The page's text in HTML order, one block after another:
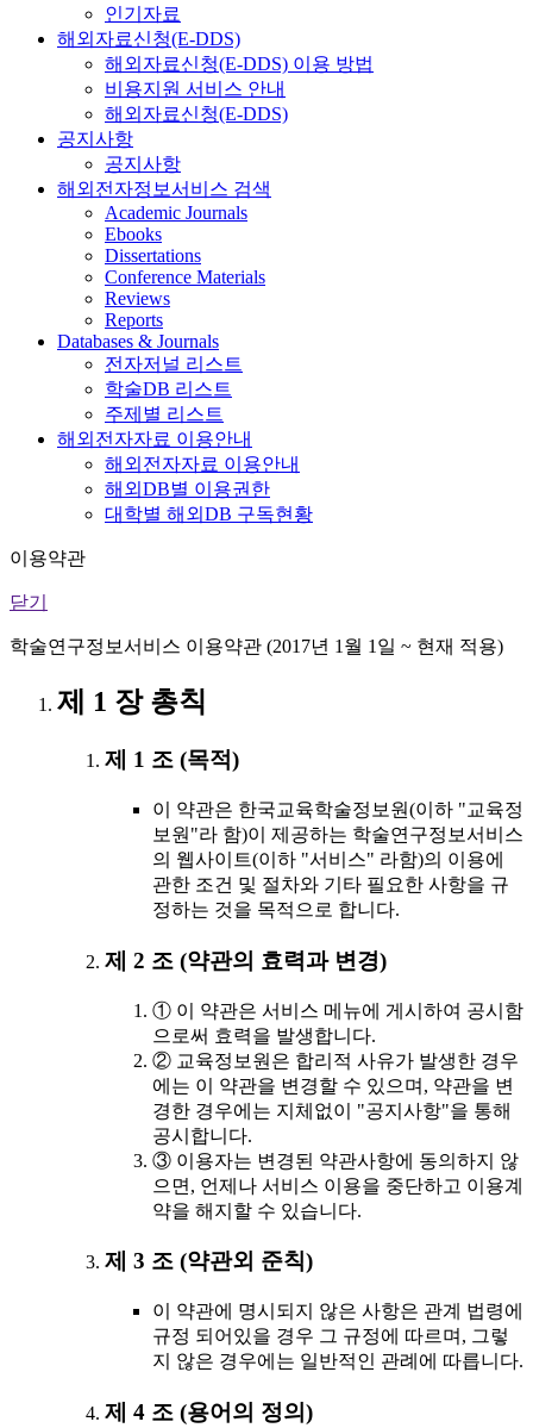
인기자료
해외자료신청(E-DDS)
해외자료신청(E-DDS) 이용 방법
비용지원 서비스 안내
해외자료신청(E-DDS)
공지사항
공지사항
해외전자정보서비스 검색
Academic Journals
Ebooks
Dissertations
Conference Materials
Reviews
Reports
Databases & Journals
전자저널 리스트
학술DB 리스트
주제별 리스트
해외전자자료 이용안내
해외전자자료 이용안내
해외DB별 이용권한
대학별 해외DB 구독현황
이용약관
닫기
학술연구정보서비스 이용약관 (2017년 1월 1일 ~ 현재 적용)
제 1 장 총칙
제 1 조 (목적)
이 약관은 한국교육학술정보원(이하 "교육정
보원"라 함)이 제공하는 학술연구정보서비스
의 웹사이트(이하 "서비스" 라함)의 이용에
관한 조건 및 절차와 기타 필요한 사항을 규
정하는 것을 목적으로 합니다.
제 2 조 (약관의 효력과 변경)
① 이 약관은 서비스 메뉴에 게시하여 공시함
으로써 효력을 발생합니다.
② 교육정보원은 합리적 사유가 발생한 경우
에는 이 약관을 변경할 수 있으며, 약관을 변
경한 경우에는 지체없이 "공지사항"을 통해
공시합니다.
③ 이용자는 변경된 약관사항에 동의하지 않
으면, 언제나 서비스 이용을 중단하고 이용계
약을 해지할 수 있습니다.
제 3 조 (약관외 준칙)
이 약관에 명시되지 않은 사항은 관계 법령에
규정 되어있을 경우 그 규정에 따르며, 그렇
지 않은 경우에는 일반적인 관례에 따릅니다.
제 4 조 (용어의 정의)